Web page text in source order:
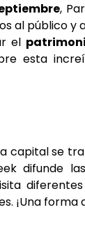
,
al público y
el
esta
capital se
difunde
¡Una